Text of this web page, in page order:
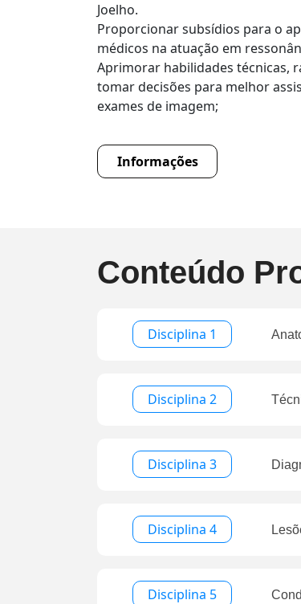
Joelho.
Proporcionar subsídios para o
médicos na atuação em
Aprimorar habilidades técnicas,
tomar decisões para melhor
exames de imagem;
Informações
Conteúdo
Disciplina 1
Disciplina 2
Disciplina 3
Disciplina 4
Disciplina 5